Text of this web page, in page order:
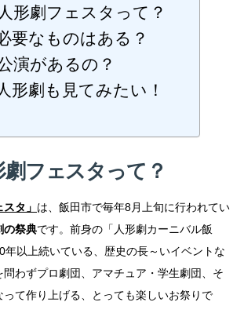
の
形劇フェスタって？
要なものはある？
演があるの？
形劇も見てみたい！
フェスタって？
タ」 は、飯田市で毎年8月上旬に行われてい
の祭典です。前身の「人形劇カーニバル飯
年以上続いている、歴史の長～いイベントな
問わずプロ劇団、アマチュア・学生劇団、そ
って作り上げる、とっても楽しいお祭りで